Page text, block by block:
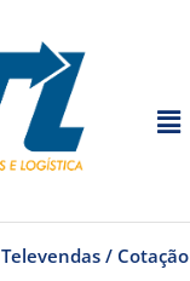
Televendas / Cotação